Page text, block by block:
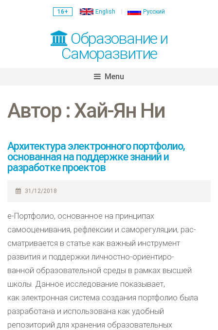
16+ English Русский
Образование и
Саморазвитие
Menu
content
Автор : Хай-Ян Ни
Архитектура электронного портфолио,
основанная на поддержке знаний и
разработке проектов
31/12/2018
e-Портфолио, основанное на принципах
самооценивания, рефлексии и саморегуляции, рас-
сматривается в статье как важный инструмент
развития и поддержки личностно-ориентиро-
ванной образовательной среды в рамках высшей
школы. Данное исследование показывает,
как электронная система создания портфолио была
разработана и использована как удобный
репозиторий для хранения образовательных